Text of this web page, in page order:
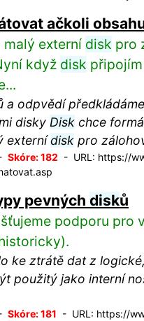
ačkoli
malý externí disk pro
když disk
a odpvědí
disky Diskchce
externídiskpro
Skóre: 182- URL: https://
pevných disků
podporu pro
ke ztrátě dat z
použitý jako interní
Skóre: 181 - URL: https://